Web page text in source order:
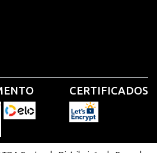
CERTIFICADOS